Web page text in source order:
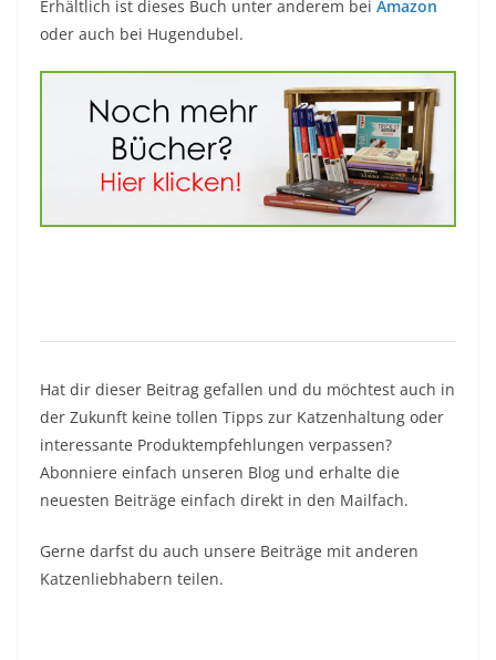
Erhältlich ist dieses Buch unter anderem bei Amazon
oder auch bei Hugendubel.
Hat dir dieser Beitrag gefallen und du möchtest auch in
der Zukunft keine tollen Tipps zur Katzenhaltung oder
interessante Produktempfehlungen verpassen?
Abonniere einfach unseren Blog und erhalte die
neuesten Beiträge einfach direkt in den Mailfach.
Gerne darfst du auch unsere Beiträge mit anderen
Katzenliebhabern teilen.